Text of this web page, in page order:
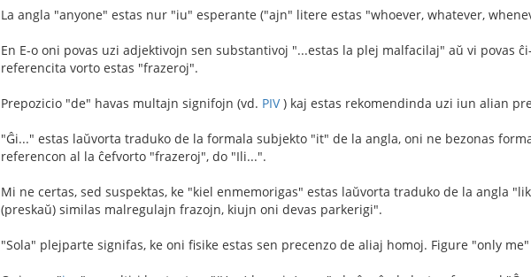
La angla "anyone" estas nur "iu" esperante ("ajn" litere estas "whoever, whatever,
En E-o oni povas uzi adjektivojn sen substantivoj "...estas la plej malfacilaj" aŭ vi povas
referencita vorto estas "frazeroj".
Prepozicio "de" havas multajn signifojn (vd. PIV) kaj estas rekomendinda uzi iun alian
"Ĝi..." estas laŭvorta traduko de la formala subjekto "it" de la angla, oni ne bezonas
referencon al la ĉefvorto "frazeroj", do "Ili...".
Mi ne certas, sed suspektas, ke "kiel enmemorigas" estas laŭvorta traduko de la angla
(preskaŭ) similas malregulajn frazojn, kiujn oni devas parkerigi".
"Sola" plejparte signifas, ke oni fisike estas sen precenzo de aliaj homoj. Figure "only